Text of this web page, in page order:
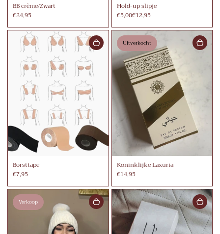
BB crème/Zwart
€24,95
Hold-up slipje
€5,00€12,95
Borsttape
€7,95
Uitverkocht
Koninklijke Laxuria
€14,95
Verkoop